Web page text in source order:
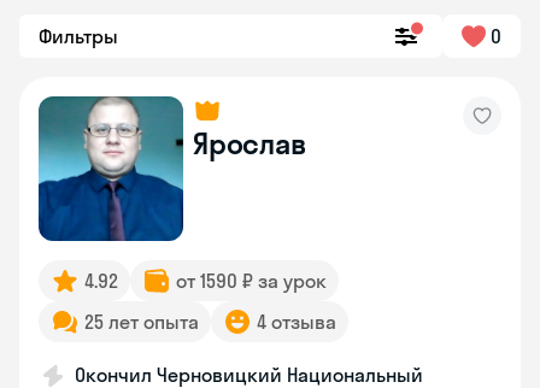
Фильтры 0
Ярослав
4.92
от 1590 ₽ за урок
25 лет опыта
4 отзыва
Окончил Черновицкий Национальный